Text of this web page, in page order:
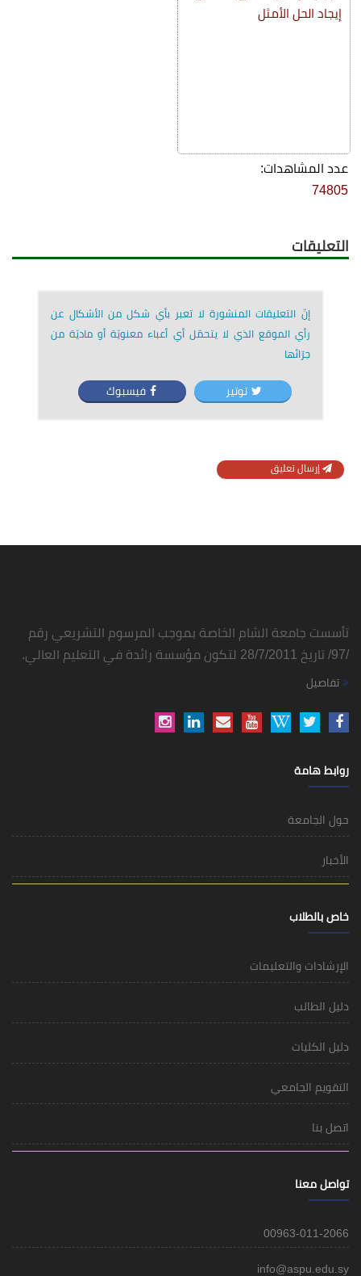
إيجاد الحل الأمثل
عدد المشاهدات:
74805
التعليقات
إنّ التعليقات المنشورة لا تعبر بأي شكل من الأشكال عن
رأي الموقع الذي لا يتحمّل أي أعباء معنويّة أو ماديّة من
جرّائها
توتير فيسبوك
إرسال تعليق
تأسست جامعة الشام الخاصة بموجب المرسوم التشريعي رقم
/97/ تاريخ 28/7/2011 لتكون مؤسسة رائدة في التعليم العالي.
تفاصيل
روابط هامة
حول الجامعة
الأخبار
خاص بالطلاب
الإرشادات والتعليمات
دليل الطالب
دليل الكليات
التقويم الجامعي
اتصل بنا
تواصل معنا
00963-011-2066
info@aspu.edu.sy